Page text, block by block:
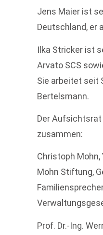
Jens Maier ist
Deutschland, er
Ilka Stricker ist
Arvato SCS
Sie arbeitet seit
Bertelsmann.
Der Aufsichtsrat
zusammen:
Christoph
Mohn Stiftung,
Prof. Dr.-Ing.